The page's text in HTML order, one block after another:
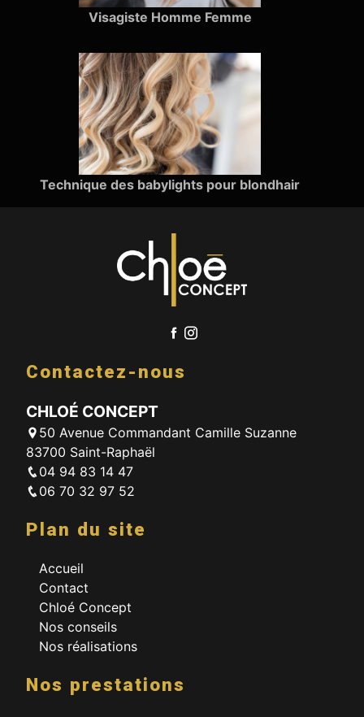
Visagiste Homme Femme
Technique des babylights pour blondhair
Contactez-nous
CHLOÉ CONCEPT
50 Avenue Commandant Camille Suzanne
83700 Saint-Raphaël
04 94 83 14 47
06 70 32 97 52
Plan du site
Accueil
Contact
Chloé Concept
Nos conseils
Nos réalisations
Nos prestations